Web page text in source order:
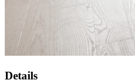
Details